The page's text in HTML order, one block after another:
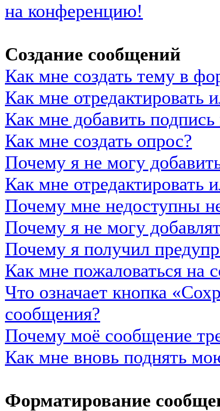
на конференцию!
Создание сообщений
Как мне создать тему в
Как мне отредактировать
Как мне добавить
Как мне создать опрос?
Почему я не могу
Как мне отредактировать
Почему мне недоступны
Почему я не могу
Почему я получил
Как мне пожаловаться на
Что означает кнопка
сообщения?
Почему моё сообщение
Как мне вновь поднять
Форматирование